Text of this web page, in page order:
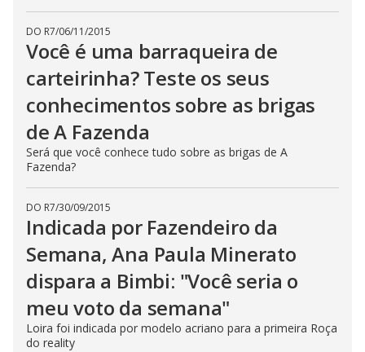
DO R7/06/11/2015
Você é uma barraqueira de
carteirinha? Teste os seus
conhecimentos sobre as brigas
de A Fazenda
Será que você conhece tudo sobre as brigas de A
Fazenda?
DO R7/30/09/2015
Indicada por Fazendeiro da
Semana, Ana Paula Minerato
dispara a Bimbi: "Você seria o
meu voto da semana"
Loira foi indicada por modelo acriano para a primeira Roça
do reality